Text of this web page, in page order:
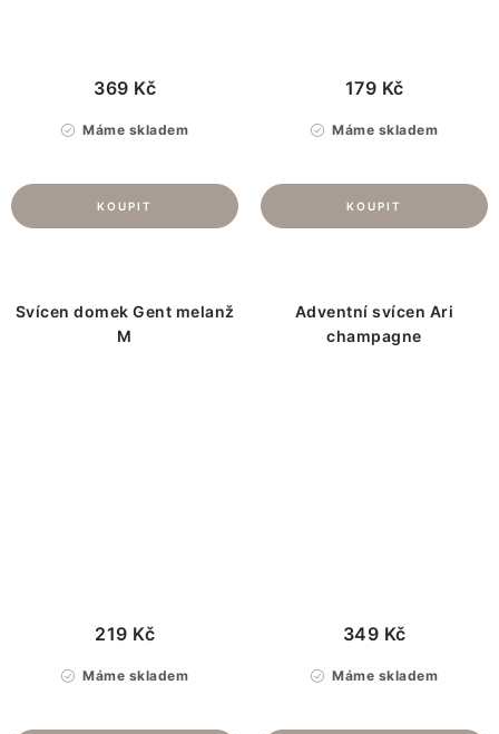
Máme skladem
369 Kč
Máme skladem
179 Kč
Svícen domek Gent melanž
M
Máme skladem
219 Kč
Adventní svícen Ari
champagne
Máme skladem
349 Kč